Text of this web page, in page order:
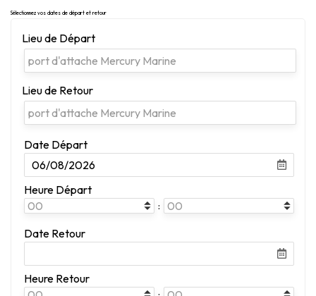
Sélectionnez vos dates de départ et retour
Lieu de Départ
Lieu de Retour
Date Départ
Heure Départ
:
Date Retour
Heure Retour